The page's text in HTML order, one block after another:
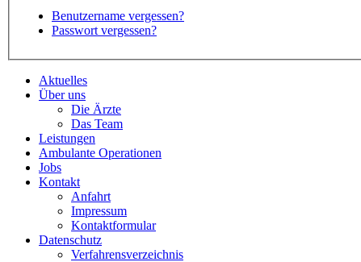
Benutzername vergessen?
Passwort vergessen?
Aktuelles
Über uns
Die Ärzte
Das Team
Leistungen
Ambulante Operationen
Jobs
Kontakt
Anfahrt
Impressum
Kontaktformular
Datenschutz
Verfahrensverzeichnis